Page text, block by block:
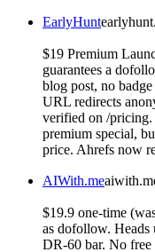
EarlyHunt
$19 Premium
guarantees a
blog post, no
URL redirects
verified on /pricing.
premium special,
price. Ahrefs now
AIWith.me
$19.9 one-time
as dofollow. Heads
DR-60 bar. No free